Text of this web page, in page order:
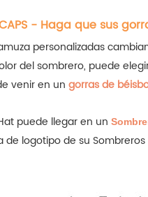
- Haga que sus
personalizadas
del sombrero, puede
venir en un gorras de
puede llegar en un
logotipo de su